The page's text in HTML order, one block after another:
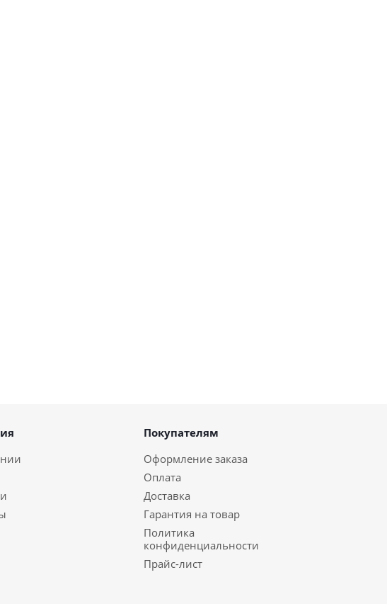
Покупателям
Оформление заказа
Оплата
Доставка
Гарантия на товар
Политика
конфиденциальности
Прайс-лист